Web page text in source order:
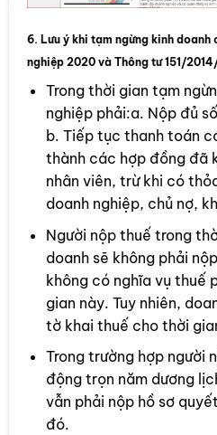
6. Lưu ý khi tạm ngừng kinh
nghiệp 2020 và Thông tư 151/
Trong thời gian tạm
nghiệp phải:a. Nộp đủ
b. Tiếp tục thanh toán
thành các hợp đồng đã
nhân viên, trừ khi có
doanh nghiệp, chủ nợ,
Người nộp thuế trong
doanh sẽ không phải
không có nghĩa vụ thuế
gian này. Tuy nhiên,
tờ khai thuế cho thời
Trong trường hợp người
động trọn năm dương
vẫn phải nộp hồ sơ
đó.